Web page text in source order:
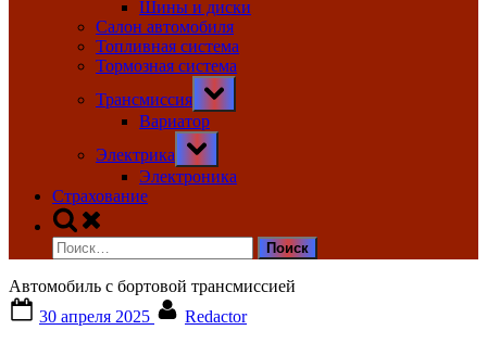
Шины и диски
Салон автомобиля
Топливная система
Тормозная система
Трансмиссия
Toggle
sub-
menu
Вариатор
Электрика
Toggle
sub-
menu
Электроника
Страхование
Toggle
search
form
Найти:
Автомобиль с бортовой трансмиссией
on
30 апреля 2025
Redactor